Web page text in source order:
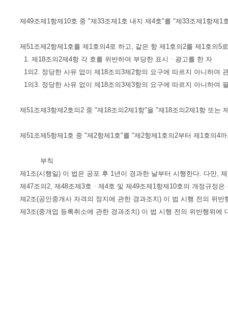
제49조제1항제10호 중 "제33조제1호 내지 제4호"를 "제33조제1항제1
제51조제2항제1호를 제1호의4로 하고, 같은 항 제1호의2를 제1호의
1. 제18조의2제4항 각 호를 위반하여 부당한 표시ㆍ광고를 한 자
1의2. 정당한 사유 없이 제18조의3제2항의 요구에 따르지 아니하여
1의3. 정당한 사유 없이 제18조의3제3항의 요구에 따르지 아니하여
제51조제3항제2호의2 중 "제18조의2제1항"을 "제18조의2제1항 또는
제51조제5항제1호 중 "제2항제1호"를 "제2항제1호의2부터 제1호의4
부칙
제1조(시행일) 이 법은 공포 후 1년이 경과한 날부터 시행한다. 다만,
제47조의2, 제48조제3호ㆍ제4호 및 제49조제1항제10호의 개정규정
제2조(공인중개사 자격의 정지에 관한 경과조치) 이 법 시행 전의 위
제3조(중개업 등록취소에 관한 경과조치) 이 법 시행 전의 위반행위에